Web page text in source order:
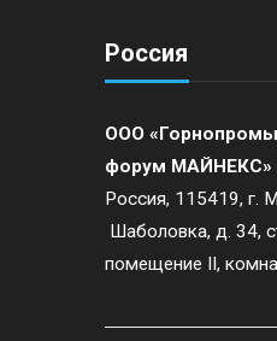
a
v
i
g
Россия
ООО
форум МАЙНЕКС»
Россия, 115419, г.
Шаболовка, д. 34,
помещение II,